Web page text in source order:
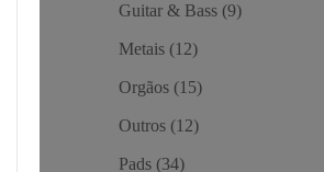
Guitar & Bass 9
Metais 12
Orgãos 15
Outros 12
Pads 34